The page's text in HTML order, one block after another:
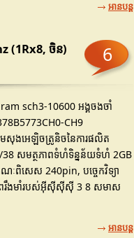
អានបន្ត
(1Rx8, ចិន) 6
sch3-10600 អង្គចងចាំ
CH9
ងអេឡិចត្រូនិចនៃការផលិត
សមត្ថភាពទំហំទិន្នន័យទំហំ 2GB
ពិសេស 240pin, បច្ចេកវិទ្យា
រឹងមាំរបស់អ៊ីស៊ីស៊ីស៊ី 3 8 សមាស
អានបន្ត